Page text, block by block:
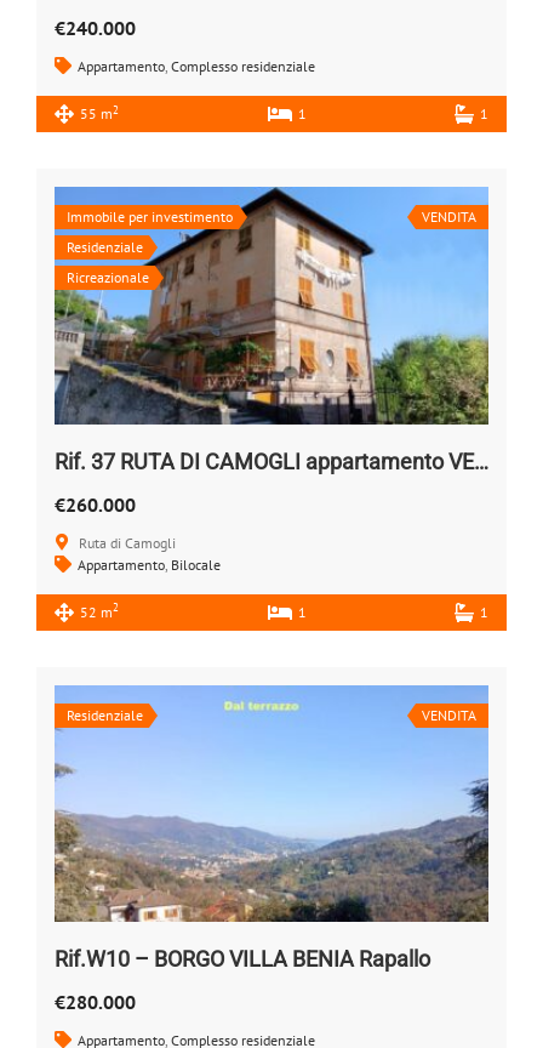
€240.000
Appartamento, Complesso residenziale
55 m2 1 1
Immobile per investimento
Residenziale
Ricreazionale
VENDITA
Rif. 37 RUTA DI CAMOGLI appartamento VENDESI
€260.000
Ruta di Camogli
Appartamento Bilocale
52 m2 1 1
Residenziale VENDITA
Rif.W10 – BORGO VILLA BENIA Rapallo
€280.000
Appartamento Complesso residenziale